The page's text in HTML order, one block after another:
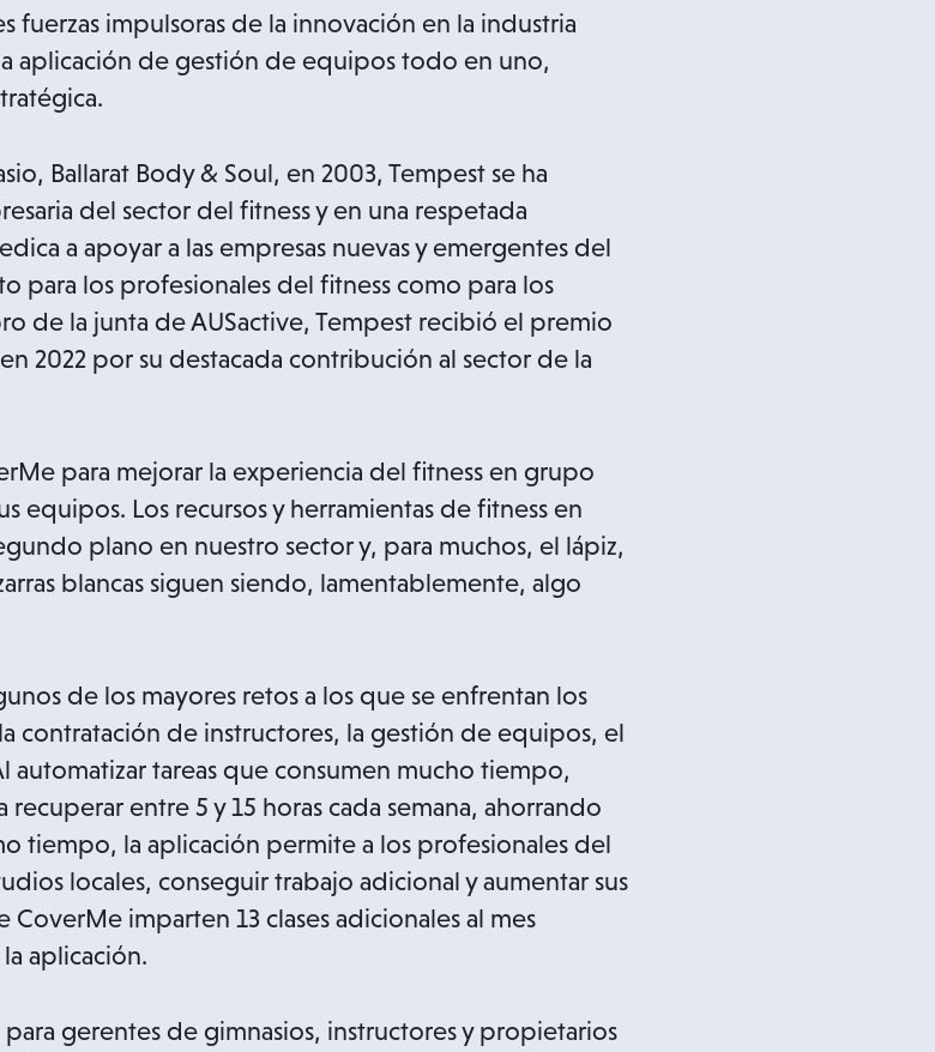
fuerzas impulsoras de la innovación en la industria
aplicación de gestión de equipos todo en uno,
Ballarat Body & Soul, en 2003, Tempest se ha
del sector del fitness y en una respetada
a apoyar a las empresas nuevas y emergentes del
para los profesionales del fitness como para los
de la junta de AUSactive, Tempest recibió el premio
2022 por su destacada contribución al sector de la
para mejorar la experiencia del fitness en grupo
equipos. Los recursos y herramientas de fitness en
plano en nuestro sector y, para muchos, el lápiz,
blancas siguen siendo, lamentablemente, algo
de los mayores retos a los que se enfrentan los
contratación de instructores, la gestión de equipos, el
automatizar tareas que consumen mucho tiempo,
entre 5 y 15 horas cada semana, ahorrando
tiempo, la aplicación permite a los profesionales del
locales, conseguir trabajo adicional y aumentar sus
CoverMe imparten 13 clases adicionales al mes
aplicación.
gerentes de gimnasios, instructores y propietarios